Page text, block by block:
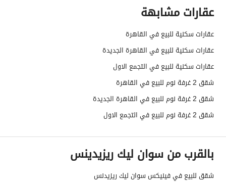
عقارات مشابهة
عقارات سكنية للبيع في القاهرة
عقارات سكنية للبيع في القاهرة الجديدة
عقارات سكنية للبيع في التجمع الاول
شقق 2 غرفة نوم للبيع في القاهرة
شقق 2 غرفة نوم للبيع في القاهرة الجديدة
شقق 2 غرفة نوم للبيع في التجمع الاول
بالقرب من سوان ليك ريزيدينس
شقق للبيع في فينيكس سوان ليك ريزيدنس